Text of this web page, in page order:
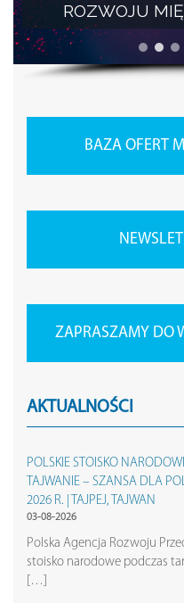
ROZWOJU
BAZA OFERT
ZAPRASZAMY DO
AKTUALNOŚCI
POLSKIE STOISKO
TAJWANIE – SZANSA DLA
2026 R. | TAJPEJ, TAJWAN
03-08-2026
Polska Agencja Rozwoju
stoisko narodowe podczas
[…]